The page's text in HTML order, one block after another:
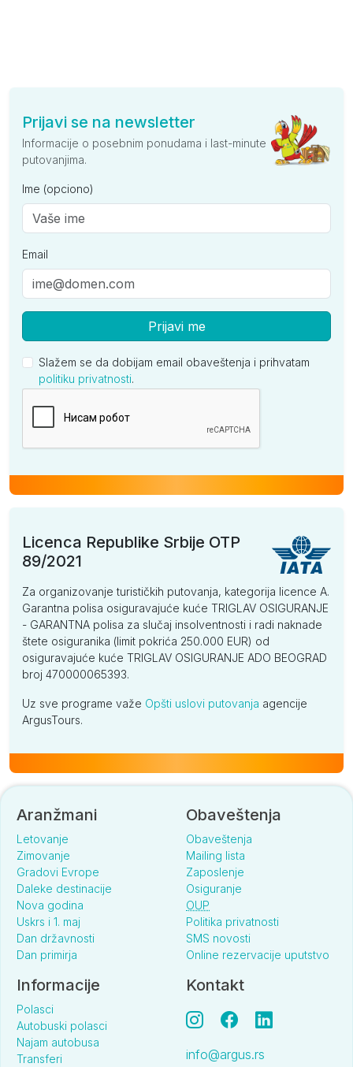
Prijavi se na newsletter
Informacije o posebnim ponudama i last-minute
putovanjima.
Ime (opciono)
Email
Prijavi me
Slažem se da dobijam email obaveštenja i prihvatam
politiku privatnosti.
Licenca Republike Srbije OTP
89/2021
Za organizovanje turističkih putovanja, kategorija licence A.
Garantna polisa osiguravajuće kuće TRIGLAV OSIGURANJE
- GARANTNA polisa za slučaj insolventnosti i radi naknade
štete osiguranika (limit pokrića 250.000 EUR) od
osiguravajuće kuće TRIGLAV OSIGURANJE ADO BEOGRAD
broj 470000065393.
Uz sve programe važe Opšti uslovi putovanja agencije
ArgusTours.
Aranžmani
Letovanje
Zimovanje
Gradovi Evrope
Daleke destinacije
Nova godina
Uskrs i 1. maj
Dan državnosti
Dan primirja
Obaveštenja
Obaveštenja
Mailing lista
Zaposlenje
Osiguranje
OUP
Politika privatnosti
SMS novosti
Online rezervacije uputstvo
Informacije
Polasci
Autobuski polasci
Najam autobusa
Transferi
Kontakt
info@argus.rs